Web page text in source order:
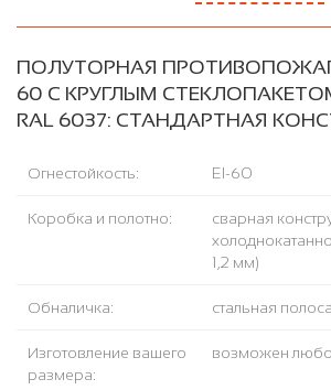
ПОЛУТОРНАЯ
60 С КРУГЛЫМ
RAL 6037: СТАНДАРТНАЯ
Огнестойкость: EI-60
Коробка и полотно:
сварная
1,2 мм)
Обналичка: стальная
Изготовление вашего
размера:
возможен